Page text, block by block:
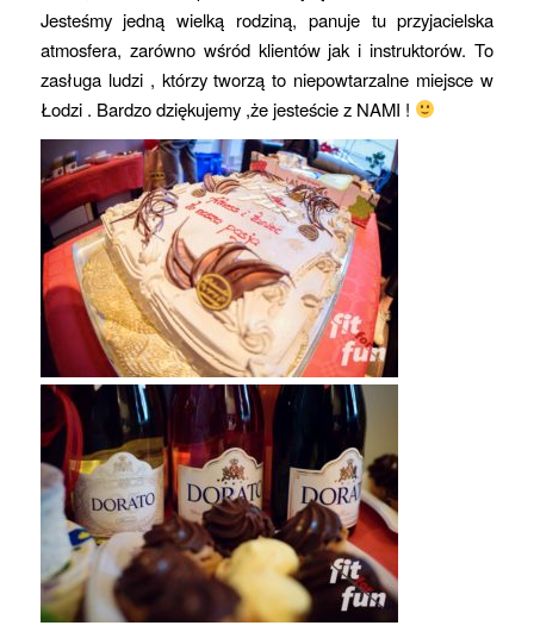
Jesteśmy jedną wielką rodziną, panuje tu przyjacielska
atmosfera, zarówno wśród klientów jak i instruktorów. To
zasługa ludzi , którzy tworzą to niepowtarzalne miejsce w
Łodzi . Bardzo dziękujemy ,że jesteście z NAMI !